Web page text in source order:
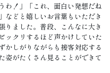
わ！」「これ、面白い発想だね
などと嬉しいお言葉もいただき
りました。普段、こんなに大き
ックリするほど声かけしていた
かしがりながらも接客対応する
姿がたくさん見ることができて